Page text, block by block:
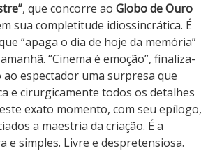
, que concorre ao Globo de Ouro
sua completitude idiossincrática. É
“apaga o dia de hoje da memória”
“Cinema é emoção”, finaliza-
espectador uma surpresa que
e cirurgicamente todos os detalhes
exato momento, com seu epílogo,
a maestria da criação. É a
e simples. Livre e despretensiosa.